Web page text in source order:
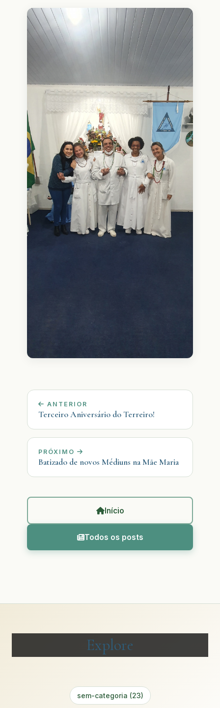
ANTERIOR
Terceiro Aniversário do Terreiro!
PRÓXIMO
Batizado de novos Médiuns na Mãe Maria
Início
Todos os posts
Explore
sem-categoria (23)